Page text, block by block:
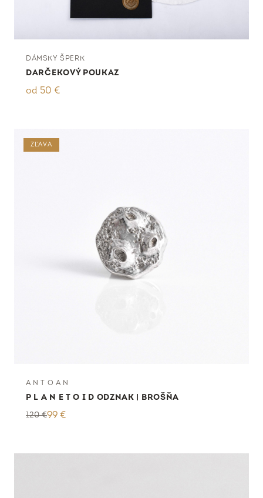
DÁMSKY ŠPERK
DARČEKOVÝ POUKAZ
od 50 €
ZĽAVA
A N T O A N
P L A N E T O I D ODZNAK | BROŠŇA
120€99 €